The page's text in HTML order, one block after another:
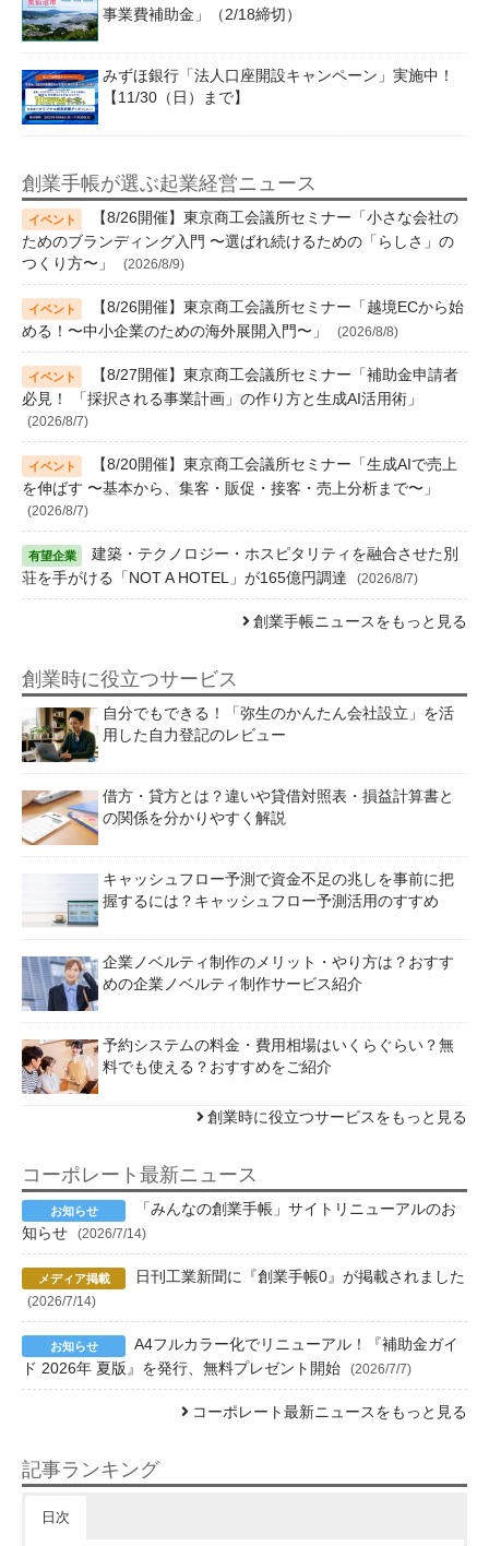
事業費補助金」（2/18締切）
みずほ銀行「法人口座開設キャンペーン」実施中！
【11/30（日）まで】
創業手帳が選ぶ起業経営ニュース
【8/26開催】東京商工会議所セミナー「小さな会社の
ためのブランディング入門 〜選ばれ続けるための「らしさ」の
つくり方〜」
(2026/8/9)
【8/26開催】東京商工会議所セミナー「越境ECから始
める！〜中小企業のための海外展開入門〜」
(2026/8/8)
【8/27開催】東京商工会議所セミナー「補助金申請者
必見！ 「採択される事業計画」の作り方と生成AI活用術」
(2026/8/7)
【8/20開催】東京商工会議所セミナー「生成AIで売上
を伸ばす 〜基本から、集客・販促・接客・売上分析まで〜」
(2026/8/7)
建築・テクノロジー・ホスピタリティを融合させた別
荘を手がける「NOT A HOTEL」が165億円調達
(2026/8/7)
創業手帳ニュースをもっと見る
創業時に役立つサービス
自分でもできる！「弥生のかんたん会社設立」を活
用した自力登記のレビュー
借方・貸方とは？違いや貸借対照表・損益計算書と
の関係を分かりやすく解説
キャッシュフロー予測で資金不足の兆しを事前に把
握するには？キャッシュフロー予測活用のすすめ
企業ノベルティ制作のメリット・やり方は？おすす
めの企業ノベルティ制作サービス紹介
予約システムの料金・費用相場はいくらぐらい？無
料でも使える？おすすめをご紹介
創業時に役立つサービスをもっと見る
コーポレート最新ニュース
「みんなの創業手帳」サイトリニューアルのお
知らせ
(2026/7/14)
日刊工業新聞に『創業手帳0』が掲載されました
(2026/7/14)
A4フルカラー化でリニューアル！『補助金ガイ
ド 2026年 夏版』を発行、無料プレゼント開始
(2026/7/7)
コーポレート最新ニュースをもっと見る
記事ランキング
日次